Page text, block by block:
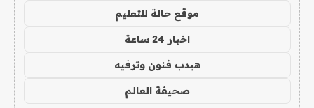
موقع حالة للتعليم
اخبار 24 ساعة
هيدب فنون وترفيه
صحيفة العالم